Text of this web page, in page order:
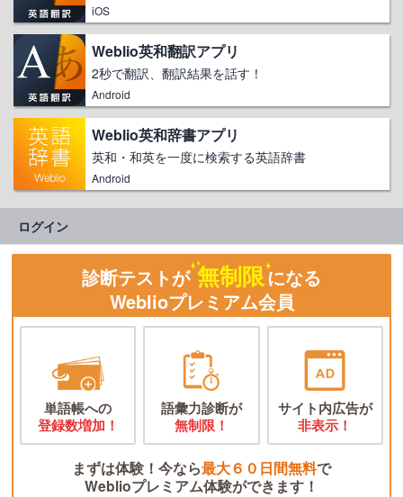
iOS
Weblio英和翻訳アプリ
2秒で翻訳、翻訳結果を話す！
Android
Weblio英和辞書アプリ
英和・和英を一度に検索する英語辞書
Android
ログイン
診断テストが 無制限になる
Weblioプレミアム会員
単語帳への
登録数増加！
語彙力診断が
無制限！
サイト内広告が
非表示！
まずは体験！今なら最大６０日間無料で
Weblioプレミアム体験ができます！